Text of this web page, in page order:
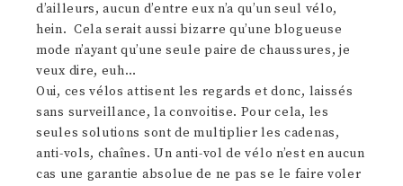
d’ailleurs, aucun d’entre eux n’a qu’un seul vélo,
hein. Cela serait aussi bizarre qu’une blogueuse
mode n’ayant qu’une seule paire de chaussures, je
veux dire, euh…
Oui, ces vélos attisent les regards et donc, laissés
sans surveillance, la convoitise. Pour cela, les
seules solutions sont de multiplier les cadenas,
anti-vols, chaînes. Un anti-vol de vélo n’est en aucun
cas une garantie absolue de ne pas se le faire voler